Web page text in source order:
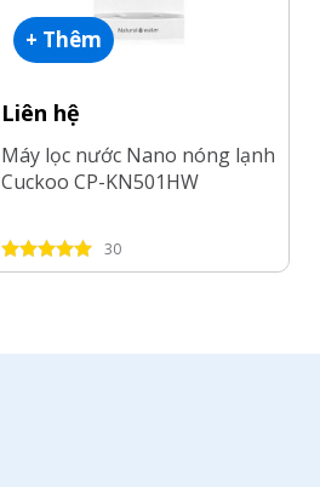
+ Thêm
Liên hệ
Máy lọc nước Nano nóng lạnh
Cuckoo CP-KN501HW
30